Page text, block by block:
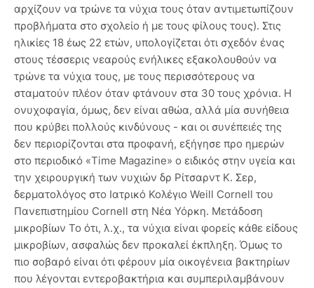
αρχίζουν να τρώνε τα νύχια τους όταν αντιμετωπίζουν
προβλήματα στο σχολείο ή με τους φίλους τους). Στις
ηλικίες 18 έως 22 ετών, υπολογίζεται ότι σχεδόν ένας
στους τέσσερις νεαρούς ενήλικες εξακολουθούν να
τρώνε τα νύχια τους, με τους περισσότερους να
σταματούν πλέον όταν φτάνουν στα 30 τους χρόνια. Η
ονυχοφαγία, όμως, δεν είναι αθώα, αλλά μία συνήθεια
που κρύβει πολλούς κινδύνους - και οι συνέπειές της
δεν περιορίζονται στα προφανή, εξήγησε προ ημερών
στο περιοδικό «Time Magazine» ο ειδικός στην υγεία και
την χειρουργική των νυχιών δρ Ρίτσαρντ Κ. Σερ,
δερματολόγος στο Ιατρικό Κολέγιο Weill Cornell του
Πανεπιστημίου Cornell στη Νέα Υόρκη. Μετάδοση
μικροβίων Το ότι, λ.χ., τα νύχια είναι φορείς κάθε είδους
μικροβίων, ασφαλώς δεν προκαλεί έκπληξη. Όμως το
πιο σοβαρό είναι ότι φέρουν μία οικογένεια βακτηρίων
που λέγονται εντεροβακτήρια και συμπεριλαμβάνουν